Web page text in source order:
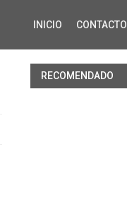
INICIO CONTACTO
RECOMENDADO